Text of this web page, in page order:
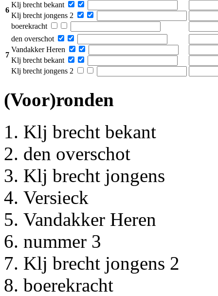
6
Klj brecht bekant
Klj brecht jongens 2
boerekracht
7
den overschot
Vandakker Heren
Klj brecht bekant
Klj brecht jongens 2
(Voor)ronden
Klj brecht bekant
den overschot
Klj brecht jongens
Versieck
Vandakker Heren
nummer 3
Klj brecht jongens 2
boerekracht